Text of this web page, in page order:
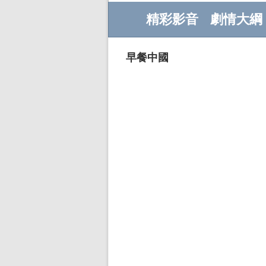
精彩影音 劇情大綱
早餐中國